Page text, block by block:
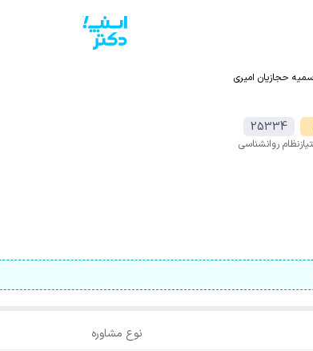
حجازیان امیری
25334
نظام روانشناسی
نوع مشاوره